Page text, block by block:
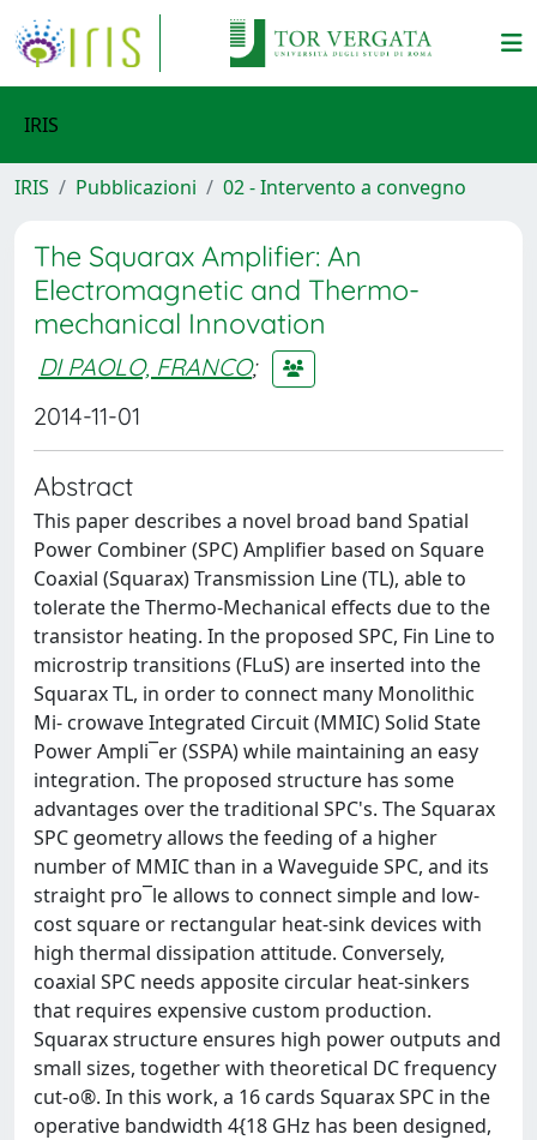
IRIS
IRIS Pubblicazioni 02 - Intervento a convegno
The Squarax Amplifier: An
Electromagnetic and Thermo-
mechanical Innovation
DI PAOLO, FRANCO;
2014-11-01
Abstract
This paper describes a novel broad band Spatial
Power Combiner (SPC) Amplifier based on Square
Coaxial (Squarax) Transmission Line (TL), able to
tolerate the Thermo-Mechanical effects due to the
transistor heating. In the proposed SPC, Fin Line to
microstrip transitions (FLuS) are inserted into the
Squarax TL, in order to connect many Monolithic
Mi- crowave Integrated Circuit (MMIC) Solid State
Power Ampli¯er (SSPA) while maintaining an easy
integration. The proposed structure has some
advantages over the traditional SPC's. The Squarax
SPC geometry allows the feeding of a higher
number of MMIC than in a Waveguide SPC, and its
straight pro¯le allows to connect simple and low-
cost square or rectangular heat-sink devices with
high thermal dissipation attitude. Conversely,
coaxial SPC needs apposite circular heat-sinkers
that requires expensive custom production.
Squarax structure ensures high power outputs and
small sizes, together with theoretical DC frequency
cut-o®. In this work, a 16 cards Squarax SPC in the
operative bandwidth 4{18 GHz has been designed,